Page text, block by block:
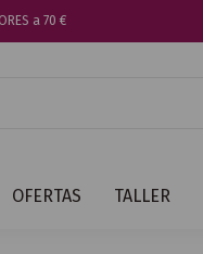
a 70 €
OFERTAS TALLER